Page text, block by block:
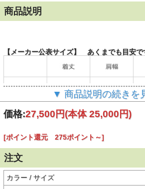
商品説明
【メーカー公表サイズ】 あくまでも目安で
（単位：cm）
【商品説明】
＜デザイン＞
- フーデッドマウンテンジャケット
- ショート丈/Aライン
- ビスロンの白ジップ/シングルジップ
- ラグランスリーブ
▼ 商品説明の続きを
価格:27,500円(本体 25,000円)
[ポイント還元 275ポイント～]
注文
カラー / サイズ